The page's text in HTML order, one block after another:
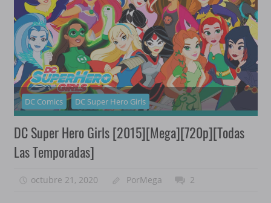
DC Comics DC Super Hero Girls
DC Super Hero Girls [2015][Mega][720p][Todas
Las Temporadas]
octubre 21, 2020 PorMega 2